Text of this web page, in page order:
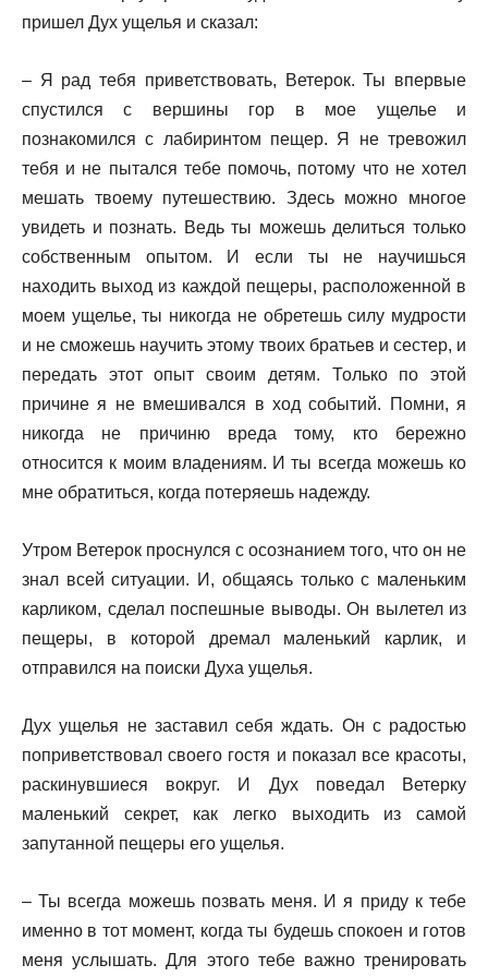
пришел Дух ущелья и сказал:
– Я рад тебя приветствовать, Ветерок. Ты впервые
спустился с вершины гор в мое ущелье и
познакомился с лабиринтом пещер. Я не тревожил
тебя и не пытался тебе помочь, потому что не хотел
мешать твоему путешествию. Здесь можно многое
увидеть и познать. Ведь ты можешь делиться только
собственным опытом. И если ты не научишься
находить выход из каждой пещеры, расположенной в
моем ущелье, ты никогда не обретешь силу мудрости
и не сможешь научить этому твоих братьев и сестер, и
передать этот опыт своим детям. Только по этой
причине я не вмешивался в ход событий. Помни, я
никогда не причиню вреда тому, кто бережно
относится к моим владениям. И ты всегда можешь ко
мне обратиться, когда потеряешь надежду.
Утром Ветерок проснулся с осознанием того, что он не
знал всей ситуации. И, общаясь только с маленьким
карликом, сделал поспешные выводы. Он вылетел из
пещеры, в которой дремал маленький карлик, и
отправился на поиски Духа ущелья.
Дух ущелья не заставил себя ждать. Он с радостью
поприветствовал своего гостя и показал все красоты,
раскинувшиеся вокруг. И Дух поведал Ветерку
маленький секрет, как легко выходить из самой
запутанной пещеры его ущелья.
– Ты всегда можешь позвать меня. И я приду к тебе
именно в тот момент, когда ты будешь спокоен и готов
меня услышать. Для этого тебе важно тренировать